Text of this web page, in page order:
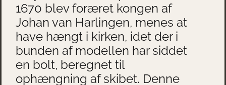
1670 blev foræret kongen af
Johan van Harlingen, menes at
have hængt i kirken, idet der i
bunden af modellen har siddet
en bolt, beregnet til
ophængning af skibet. Denne